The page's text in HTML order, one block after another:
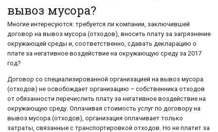
вывоз мусора?
Многие интересуются: требуется ли компании, заключившей
договор на вывоз мусора (отходов), вносить плату за загрязнение
окружающей среды и, соответственно, сдавать декларацию о
плате за негативное воздействие на окружающую среду за 2017
год?
Договор со специализированной организацией на вывоз мусора
(отходов) не освобождает организацию – собственника отходов
от обязанности перечислить плату за негативное воздействие на
окружающую среду. Оплачивая стоимость услуг по договору на
вывоз мусора (отходов), организация оплачивает только
затраты, связанные с транспортировкой отходов. Но не платит за